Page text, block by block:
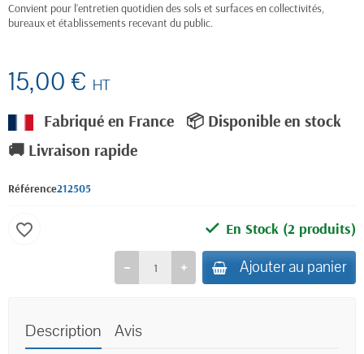
Convient pour l’entretien quotidien des sols et surfaces en collectivités,
bureaux et établissements recevant du public.
15,00 € HT
Fabriqué en France 📦 Disponible en stock
🚚 Livraison rapide
Référence212505
En Stock (2 produits)
Ajouter au panier
favorite_border
Description Avis